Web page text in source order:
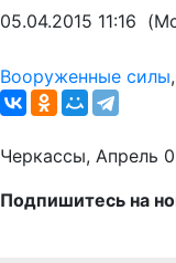
05.04.2015 11:16
Вооруженные силы,
Черкассы, Апрель
Подпишитесь на